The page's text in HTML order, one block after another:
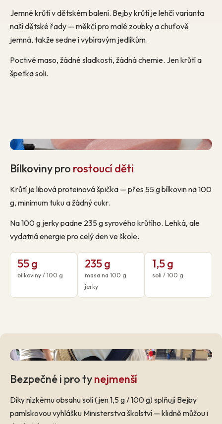
Jemné krůtí v dětském balení. Bejby krůtí je lehčí varianta
naší dětské řady — měkčí pro malé zoubky a chuťově
jemná, takže sedne i vybíravým jedlíkům.
Poctivé maso, žádné sladkosti, žádná chemie. Jen krůtí a
špetka soli.
Bílkoviny pro rostoucí děti
Krůtí je libová proteinová špička — přes 55 g bílkovin na 100
g, minimum tuku a žádný cukr.
Na 100 g jerky padne 235 g syrového krůtího. Lehká, ale
vydatná energie pro celý den ve škole.
55 g
bílkoviny / 100 g
235 g
masa na 100 g
jerky
1,5 g
soli / 100 g
Bezpečné i pro tynejmenší
Díky nízkému obsahu soli (jen 1,5 g / 100 g) splňují Bejby
pamlskovou vyhlášku Ministerstva školství — klidně můžou i